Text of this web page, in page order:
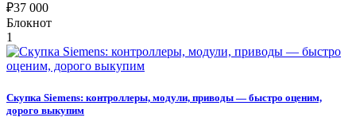
₽37 000
Блокнот
1
Скупка Siemens: контроллеры, модули, приводы — быстро оценим,
дорого выкупим